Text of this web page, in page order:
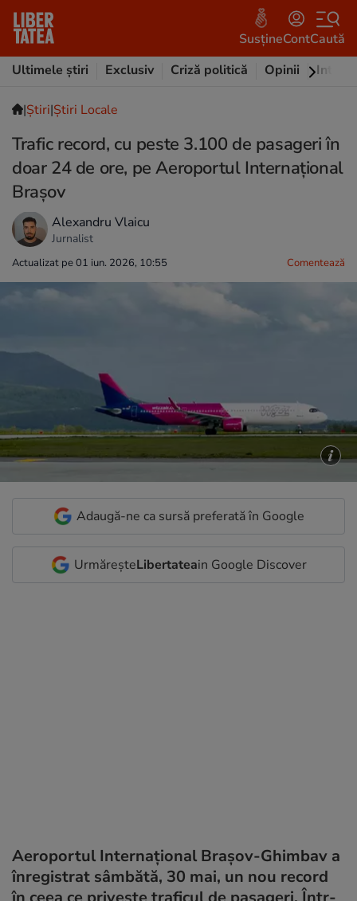
SusțineContCaută
Ultimele știri
Exclusiv Criză politică Opinii
|Ştiri|Știri Locale
Trafic record, cu peste 3.100 de pasageri în
doar 24 de ore, pe Aeroportul Internațional
Brașov
Alexandru Vlaicu
Jurnalist
Actualizat pe 01 iun. 2026, 10:55 Comentează
Adaugă-ne ca sursă preferată în Google
UrmăreșteLibertateain Google Discover
Aeroportul Internațional Brașov-Ghimbav a
înregistrat sâmbătă, 30 mai, un nou record